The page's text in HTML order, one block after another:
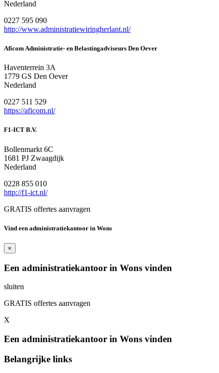
Nederland
0227 595 090
http://www.administratiewiringherlant.nl/
Aficom Administratie- en Belastingadviseurs Den Oever
Haventerrein 3A
1779 GS Den Oever
Nederland
0227 511 529
https://aficom.nl/
F1-ICT B.V.
Bollenmarkt 6C
1681 PJ Zwaagdijk
Nederland
0228 855 010
http://f1-ict.nl/
GRATIS offertes aanvragen
Vind een administratiekantoor in Wons
×
Een administratiekantoor in Wons vinden
sluiten
GRATIS offertes aanvragen
X
Een administratiekantoor in Wons vinden
Belangrijke links